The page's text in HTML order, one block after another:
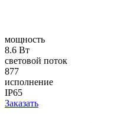
мощность
8.6 Вт
световой поток
877
исполнение
IP65
Заказать